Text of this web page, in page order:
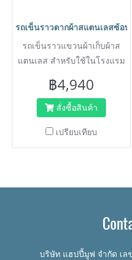
รถเข็นราวตากผ้าสแตนเลสซ้อ
รถเข็นราวแขวนผ้าเก็บผ้าส
แตนเลส สำหรับใช้ในโรงแรม
เสื้อผ้า สะดวกในการเคลื่อย้าย
ราวแขวนผ้าไปตามที่เรา
ต้องการ
฿4,940
สั่งซื้อสินค้า
เปรียบเทียบ
บริษัท แฮปปี้มูฟ จำกัด เล